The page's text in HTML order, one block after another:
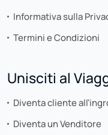
Informativa sulla
Termini e Condizioni
Unisciti al
Diventa cliente
Diventa un Venditore